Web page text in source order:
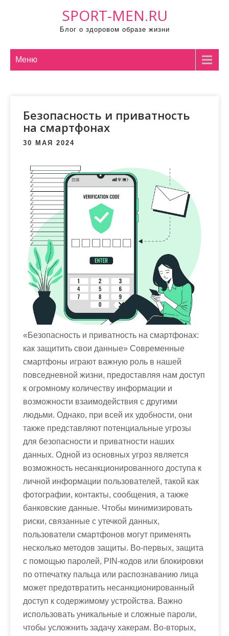
SPORT-MEN.RU
Блог о здоровом образе жизни
Меню
Безопасность и приватность
на смартфонах
30 МАЯ 2024
«Безопасность и приватность на смартфонах:
как защитить свои данные» Современные
смартфоны играют важную роль в нашей
повседневной жизни, предоставляя нам доступ
к огромному количеству информации и
возможности взаимодействия с другими
людьми. Однако, при всей их удобности, они
также представляют потенциальные угрозы
для безопасности и приватности наших
данных. Одной из основных угроз является
возможность несанкционированного доступа к
личной информации пользователей, такой как
фотографии, контакты, сообщения, а также
банковские данные. Чтобы минимизировать
риски, связанные с утечкой данных,
пользователи смартфонов могут применять
несколько методов защиты. Во-первых, защита
с помощью паролей, PIN-кодов или блокировки
по отпечатку пальца или распознаванию лица
может предотвратить несанкционированный
доступ к содержимому устройства. Важно
использовать уникальные и сложные пароли,
чтобы усложнить задачу хакерам. Во-вторых,